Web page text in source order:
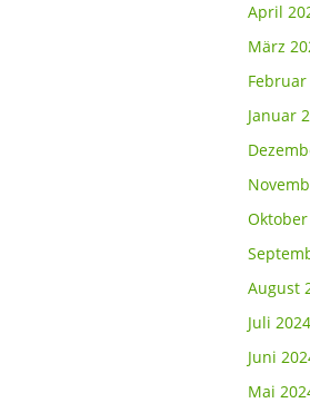
April
März
Januar
August
Juli 2024
Juni
Mai